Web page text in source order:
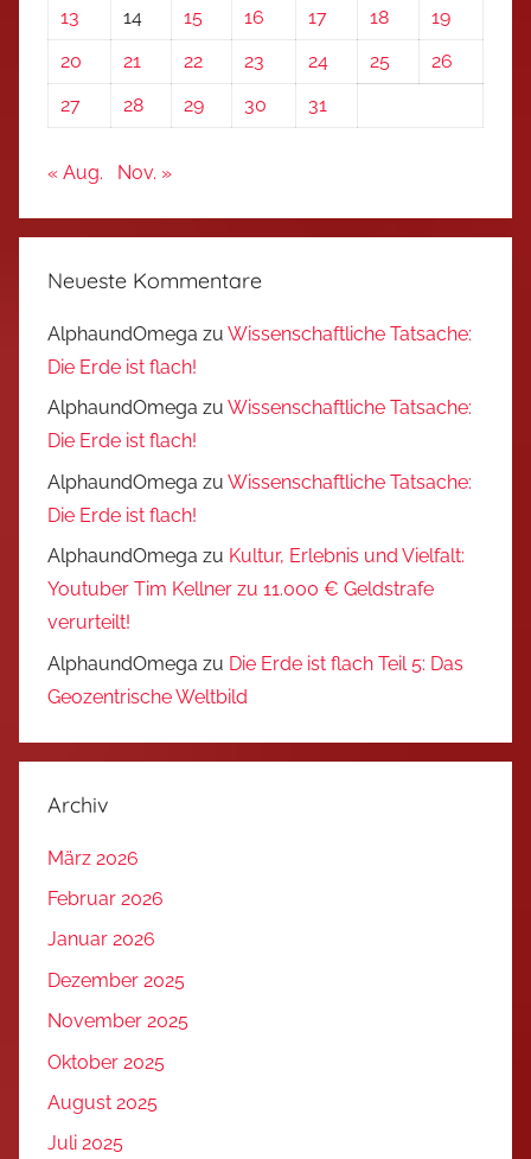
13
14 15 16 17 18
19
20
21 22 23 24 25
26
27
28 29 30 31
« Aug. Nov. »
Neueste Kommentare
AlphaundOmega zu Wissenschaftliche Tatsache:
Die Erde ist flach!
AlphaundOmega zu Wissenschaftliche Tatsache:
Die Erde ist flach!
AlphaundOmega zu Wissenschaftliche Tatsache:
Die Erde ist flach!
AlphaundOmega zu Kultur, Erlebnis und Vielfalt:
Youtuber Tim Kellner zu 11.000 € Geldstrafe
verurteilt!
AlphaundOmega zu Die Erde ist flach Teil 5: Das
Geozentrische Weltbild
Archiv
März 2026
Februar 2026
Januar 2026
Dezember 2025
November 2025
Oktober 2025
August 2025
Juli 2025